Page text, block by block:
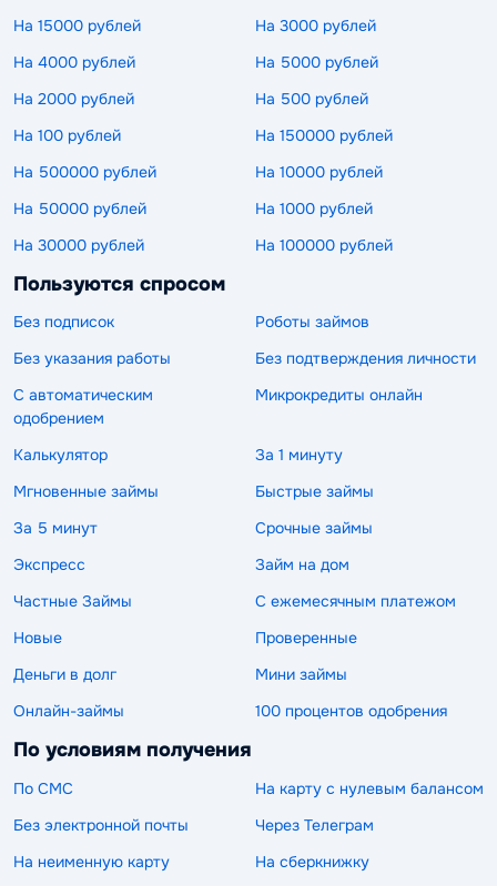
На 15000 рублей
На 3000 рублей
На 4000 рублей
На 5000 рублей
На 2000 рублей
На 500 рублей
На 100 рублей
На 150000 рублей
На 500000 рублей
На 10000 рублей
На 50000 рублей
На 1000 рублей
На 30000 рублей
На 100000 рублей
Пользуются спросом
Без подписок
Роботы займов
Без указания работы
Без подтверждения личности
С автоматическим
одобрением
Микрокредиты онлайн
Калькулятор
За 1 минуту
Мгновенные займы
Быстрые займы
За 5 минут
Срочные займы
Экспресс
Займ на дом
Частные Займы
С ежемесячным платежом
Новые
Проверенные
Деньги в долг
Мини займы
Онлайн-займы
100 процентов одобрения
По условиям получения
По СМС
На карту с нулевым балансом
Без электронной почты
Через Телеграм
На неименную карту
На сберкнижку